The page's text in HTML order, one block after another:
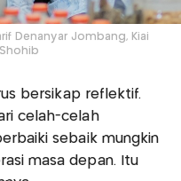
Denanyar Jombang, Kiai
bersikap reflektif.
celah-celah
sebaik mungkin
masa depan. Itu